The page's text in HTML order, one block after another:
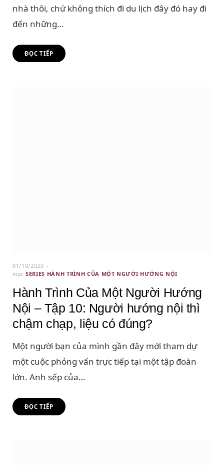
nhà thôi, chứ không thích đi du lịch đây đó hay đi
đến những…
ĐỌC TIẾP
01/10/2020
mục SERIES HÀNH TRÌNH CỦA MỘT NGƯỜI HƯỚNG NỘI
Hành Trình Của Một Người Hướng
Nội – Tập 10: Người hướng nội thì
chậm chạp, liệu có đúng?
Một người bạn của mình gần đây mới tham dự
một cuộc phỏng vấn trực tiếp tại một tập đoàn
lớn. Anh sếp của…
ĐỌC TIẾP